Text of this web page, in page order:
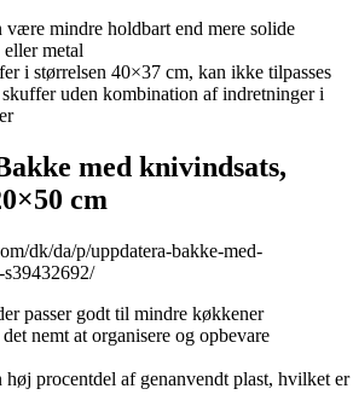
være mindre holdbart end mere solide
metal
i størrelsen 40×37 cm, kan ikke tilpasses
uden kombination af indretninger i
med knivindsats,
cm
dk/da/p/uppdatera-bakke-med-
passer godt til mindre køkkener
nemt at organisere og opbevare
høj procentdel af genanvendt plast, hvilket er